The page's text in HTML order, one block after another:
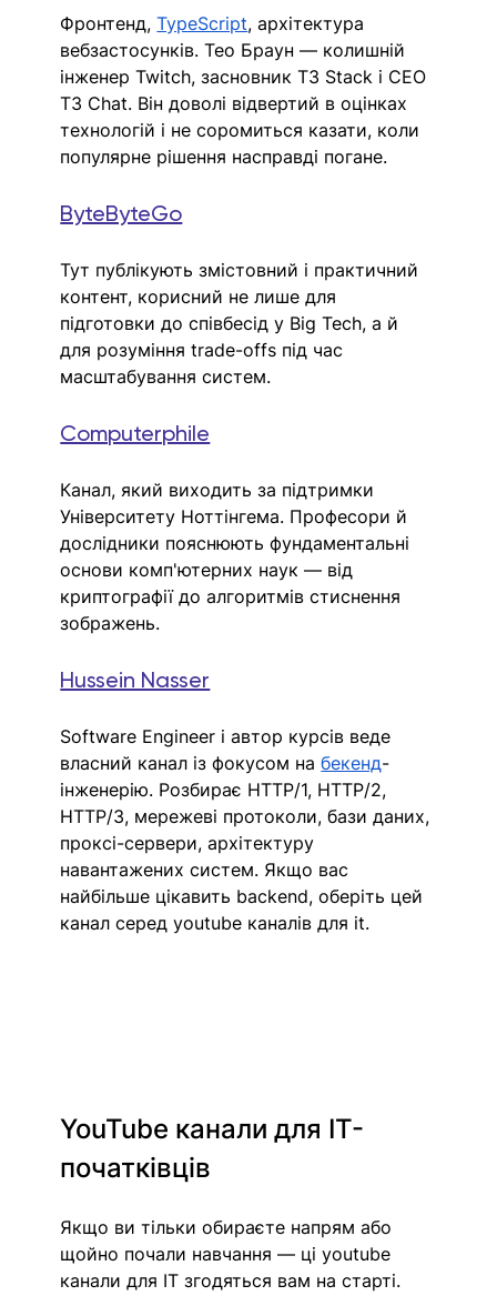
Фронтенд, TypeScript, архітектура
вебзастосунків. Тео Браун — колишній
інженер Twitch, засновник T3 Stack і CEO
T3 Chat. Він доволі відвертий в оцінках
технологій і не соромиться казати, коли
популярне рішення насправді погане.
ByteByteGo
Тут публікують змістовний і практичний
контент, корисний не лише для
підготовки до співбесід у Big Tech, а й
для розуміння trade-offs під час
масштабування систем.
Computerphile
Канал, який виходить за підтримки
Університету Ноттінгема. Професори й
дослідники пояснюють фундаментальні
основи комп'ютерних наук — від
криптографії до алгоритмів стиснення
зображень.
Hussein Nasser
Software Engineer і автор курсів веде
власний канал із фокусом на бекенд-
інженерію. Розбирає HTTP/1, HTTP/2,
HTTP/3, мережеві протоколи, бази даних,
проксі-сервери, архітектуру
навантажених систем. Якщо вас
найбільше цікавить backend, оберіть цей
канал серед youtube каналів для it.
YouTube канали для IT-
початківців
Якщо ви тільки обираєте напрям або
щойно почали навчання — ці youtube
канали для IT згодяться вам на старті.